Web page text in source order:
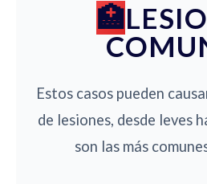
Estos casos pueden
de lesiones, desde leves
son las más